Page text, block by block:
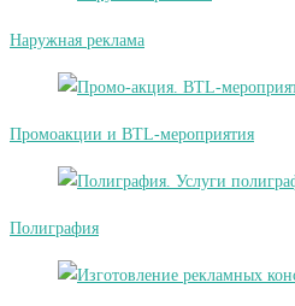
Наружная реклама
Промоакции и BTL-мероприятия
Полиграфия